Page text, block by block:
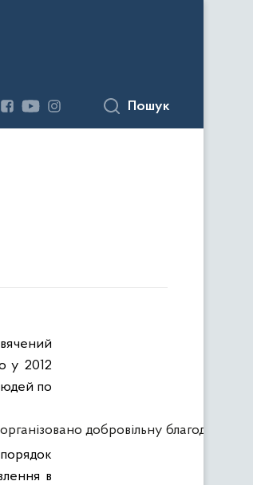
Пошук
у 2012
по
добровільну благодійну
в